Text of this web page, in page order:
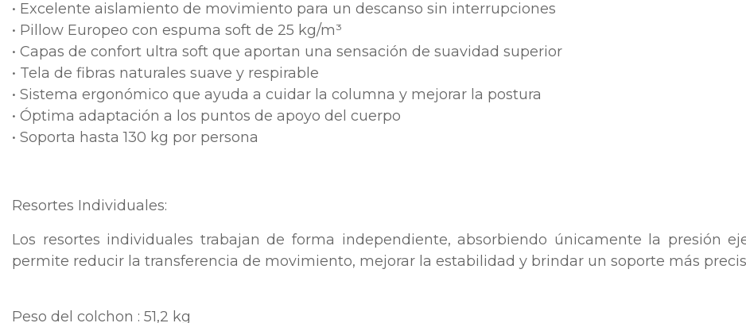
• Excelente aislamiento de movimiento para un descanso sin interrupciones
• Pillow Europeo con espuma soft de 25 kg/m³
• Capas de confort ultra soft que aportan una sensación de suavidad superior
• Tela de fibras naturales suave y respirable
• Sistema ergonómico que ayuda a cuidar la columna y mejorar la postura
• Óptima adaptación a los puntos de apoyo del cuerpo
• Soporta hasta 130 kg por persona
Resortes Individuales:
Los resortes individuales trabajan de forma independiente, absorbiendo únicamente la presión
permite reducir la transferencia de movimiento, mejorar la estabilidad y brindar un soporte más
Peso del colchon : 51,2 kg